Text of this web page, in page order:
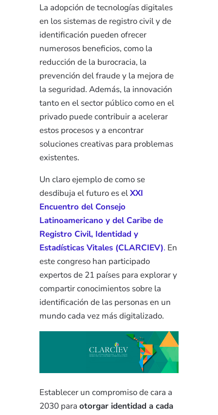
La adopción de tecnologías digitales
en los sistemas de registro civil y de
identificación pueden ofrecer
numerosos beneficios, como la
reducción de la burocracia, la
prevención del fraude y la mejora de
la seguridad. Además, la innovación
tanto en el sector público como en el
privado puede contribuir a acelerar
estos procesos y a encontrar
soluciones creativas para problemas
existentes.
Un claro ejemplo de como se
desdibuja el futuro es elXXI
Encuentro del Consejo
Latinoamericano y del Caribe de
Registro Civil, Identidad y
Estadísticas Vitales (CLARCIEV). En
este congreso han participado
expertos de 21 países para explorar y
compartir conocimientos sobre la
identificación de las personas en un
mundo cada vez más digitalizado.
Establecer un compromiso de cara a
2030 para otorgar identidad a cada